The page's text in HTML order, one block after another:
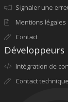
Signaler une
Mentions légales
Contact
Développeurs
Intégration de
Contact technique